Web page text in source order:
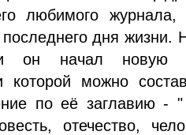
любимого журнала,
дня жизни.
он начал новую
которой можно
по её заглавию -
отечество,